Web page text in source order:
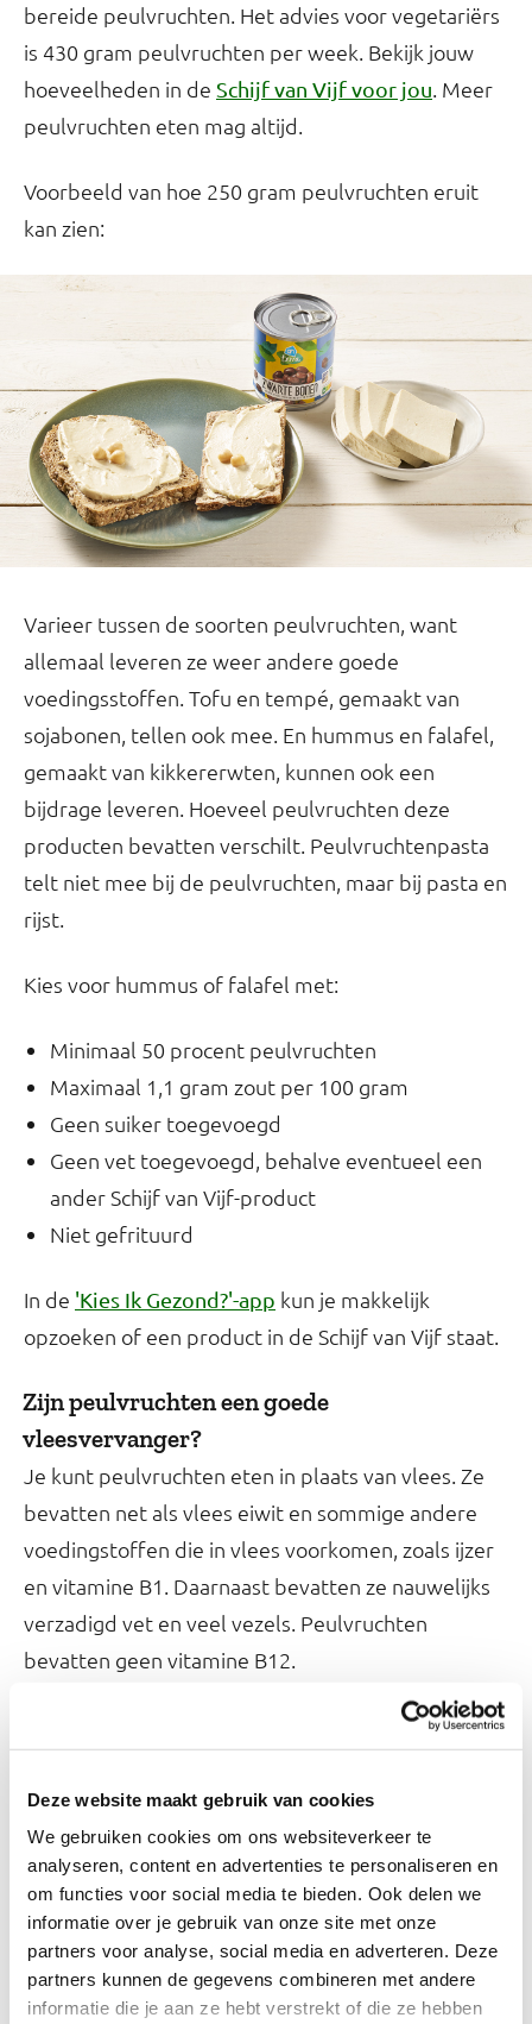
Deze website maakt gebruik van cookies
We gebruiken cookies om ons websiteverkeer te
analyseren, content en advertenties te personaliseren en
om functies voor social media te bieden. Ook delen we
informatie over je gebruik van onze site met onze
partners voor analyse, social media en adverteren. Deze
partners kunnen de gegevens combineren met andere
informatie die je aan ze hebt verstrekt of die ze hebben
bereide peulvruchten. Het advies voor vegetariërs
is 430 gram peulvruchten per week. Bekijk jouw
hoeveelheden in de Schijf van Vijf voor jou. Meer
peulvruchten eten mag altijd.
Voorbeeld van hoe 250 gram peulvruchten eruit
kan zien:
Varieer tussen de soorten peulvruchten, want
allemaal leveren ze weer andere goede
voedingsstoffen. Tofu en tempé, gemaakt van
sojabonen, tellen ook mee. En hummus en falafel,
gemaakt van kikkererwten, kunnen ook een
bijdrage leveren. Hoeveel peulvruchten deze
producten bevatten verschilt. Peulvruchtenpasta
telt niet mee bij de peulvruchten, maar bij pasta en
rijst.
Kies voor hummus of falafel met:
Minimaal 50 procent peulvruchten
Maximaal 1,1 gram zout per 100 gram
Geen suiker toegevoegd
Geen vet toegevoegd, behalve eventueel een
ander Schijf van Vijf-product
Niet gefrituurd
In de 'Kies Ik Gezond?'-app kun je makkelijk
opzoeken of een product in de Schijf van Vijf staat.
Zijn peulvruchten een goede
vleesvervanger?
Je kunt peulvruchten eten in plaats van vlees. Ze
bevatten net als vlees eiwit en sommige andere
voedingstoffen die in vlees voorkomen, zoals ijzer
en vitamine B1. Daarnaast bevatten ze nauwelijks
verzadigd vet en veel vezels. Peulvruchten
bevatten geen vitamine B12.
Bepaalde essentiële aminozuren komen in
verhouding voor dan in dierlijke producten.
Peulvruchten bevatten weinig methionine, granen
zijn hier juist rijk aan. Door peulvruchten te
combineren met granen in een maaltijd wordt de
eiwitkwaliteit van de maaltijd verhoogd. Dit is van
belang voor vegetariërs en veganisten.